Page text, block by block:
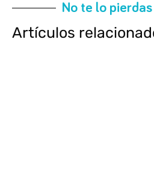
No te lo pierdas
Artículos